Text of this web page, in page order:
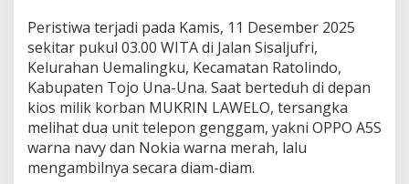
Peristiwa terjadi pada Kamis, 11 Desember 2025
sekitar pukul 03.00 WITA di Jalan Sisaljufri,
Kelurahan Uemalingku, Kecamatan Ratolindo,
Kabupaten Tojo Una-Una. Saat berteduh di depan
kios milik korban MUKRIN LAWELO, tersangka
melihat dua unit telepon genggam, yakni OPPO A5S
warna navy dan Nokia warna merah, lalu
mengambilnya secara diam-diam.